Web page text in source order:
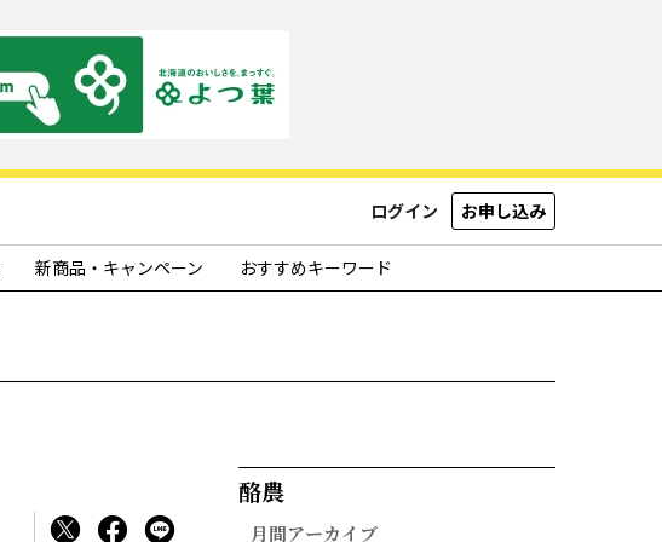
ログイン お申し込み
新商品・キャンペーン おすすめキーワード
酪農​
月間アーカイブ